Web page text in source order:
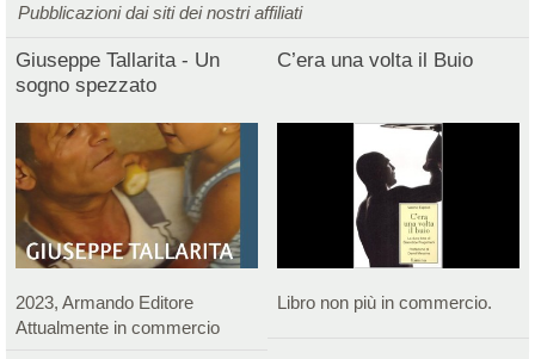
Pubblicazioni dai siti dei nostri affiliati
Giuseppe Tallarita - Un
sogno spezzato
2023, Armando Editore
Attualmente in commercio
C’era una volta il Buio
Libro non più in commercio.